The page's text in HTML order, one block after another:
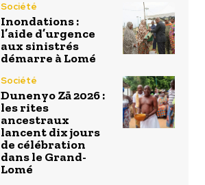
Société
Inondations :
l’aide d’urgence
aux sinistrés
démarre à Lomé
Société
Dunenyo Zā 2026 :
les rites
ancestraux
lancent dix jours
de célébration
dans le Grand-
Lomé